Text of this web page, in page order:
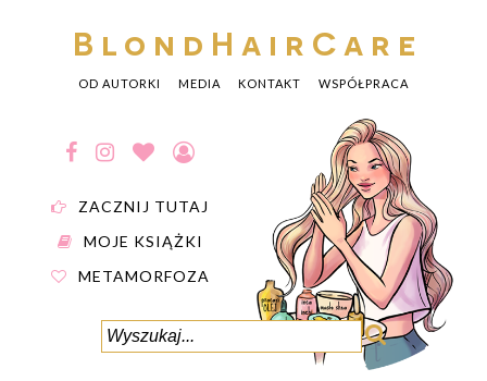
BlondHairCare
OD AUTORKI MEDIA KONTAKT WSPÓŁPRACA
ZACZNIJ TUTAJ
MOJE KSIĄŻKI
METAMORFOZA